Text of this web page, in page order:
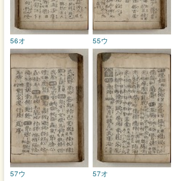
55ウ
56オ
57オ
57ウ